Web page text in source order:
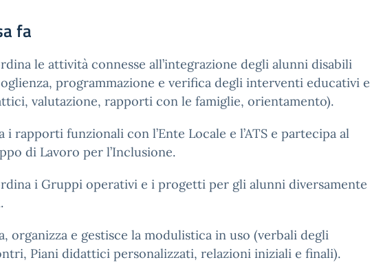
fa
le attività connesse all’integrazione degli alunni disabili
programmazione e verifica degli interventi educativi e
valutazione, rapporti con le famiglie, orientamento).
i rapporti funzionali con l’Ente Locale e l’ATS e partecipa al
di Lavoro per l’Inclusione.
i Gruppi operativi e i progetti per gli alunni diversamente
organizza e gestisce la modulistica in uso (verbali degli
Piani didattici personalizzati, relazioni iniziali e finali).